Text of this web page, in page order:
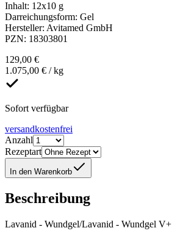
Inhalt: 12x10 g
Darreichungsform: Gel
Hersteller: Avitamed GmbH
PZN: 18303801
129,00 €
1.075,00 € / kg
Sofort verfügbar
versandkostenfrei
Anzahl
Rezeptart
In den Warenkorb
Beschreibung
Lavanid - Wundgel/Lavanid - Wundgel V+